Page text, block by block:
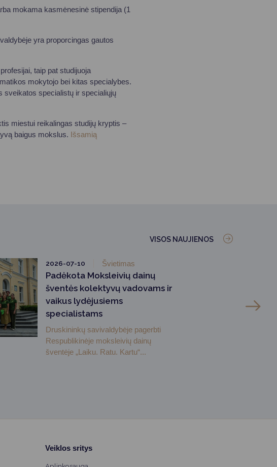
mokama kasmėnesinė stipendija (1
yra proporcingas gautos
taip pat studijuoja
mokytojo bei kitas specialybes.
sveikatos specialistų ir specialiųjų
miestui reikalingas studijų kryptis –
baigus mokslus. Išsamią
VISOS NAUJIENOS
2026-07-10 Švietimas
Padėkota Moksleivių dainų
šventės kolektyvų vadovams ir
vaikus lydėjusiems
specialistams
Druskininkų savivaldybėje pagerbti
Respublikinėje moksleivių dainų
šventėje „Laiku. Ratu. Kartu“...
Veiklos sritys